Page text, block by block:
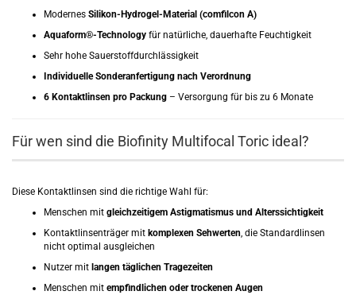
Modernes Silikon-Hydrogel-Material (comfilcon A)
Aquaform®-Technology für natürliche, dauerhafte Feuchtigkeit
Sehr hohe Sauerstoffdurchlässigkeit
Individuelle Sonderanfertigung nach Verordnung
6 Kontaktlinsen pro Packung – Versorgung für bis zu 6 Monate
Für wen sind die Biofinity Multifocal Toric ideal?
Diese Kontaktlinsen sind die richtige Wahl für:
Menschen mit gleichzeitigem Astigmatismus und Alterssichtigkeit
Kontaktlinsenträger mit komplexen Sehwerten, die Standardlinsen
nicht optimal ausgleichen
Nutzer mit langen täglichen Tragezeiten
Menschen mit empfindlichen oder trockenen Augen